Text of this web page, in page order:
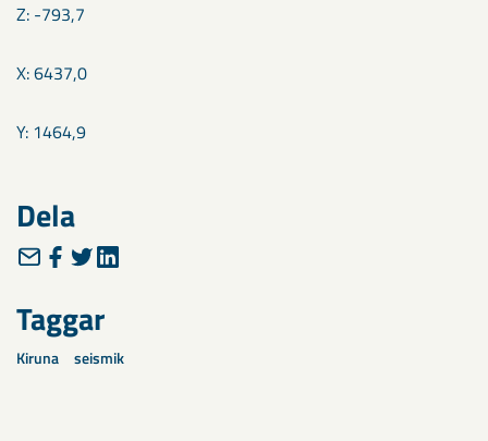
Z: -793,7
X: 6437,0
Y: 1464,9
Dela
Taggar
Kiruna seismik